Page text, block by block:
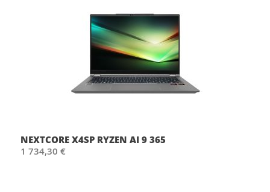
NEXTCORE X4SP RYZEN AI 9 365
1 734,30 €